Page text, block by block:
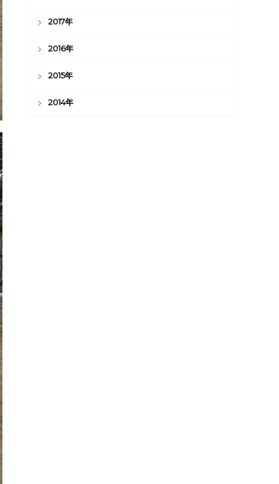
2017年
2016年
2015年
2014年